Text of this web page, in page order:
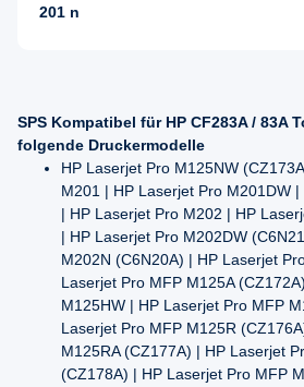
201 n
SPS Kompatibel für HP CF283A / 83A
folgende Druckermodelle
HP Laserjet Pro M125NW
M201 | HP Laserjet Pro M201DW
| HP Laserjet Pro M202 | HP
| HP Laserjet Pro M202DW
M202N (C6N20A) | HP Laserjet
Laserjet Pro MFP M125A
M125HW | HP Laserjet Pro MFP
Laserjet Pro MFP M125R
M125RA (CZ177A) | HP Laserjet
(CZ178A) | HP Laserjet Pro MFP